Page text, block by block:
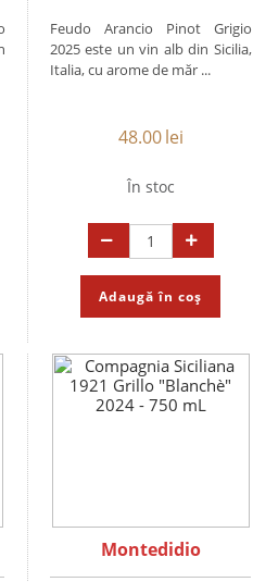
Feudo Arancio Pinot Grigio
2025 este un vin alb din Sicilia,
Italia, cu arome de măr ...
48.00lei
În stoc
Adaugă în coș
Montedidio